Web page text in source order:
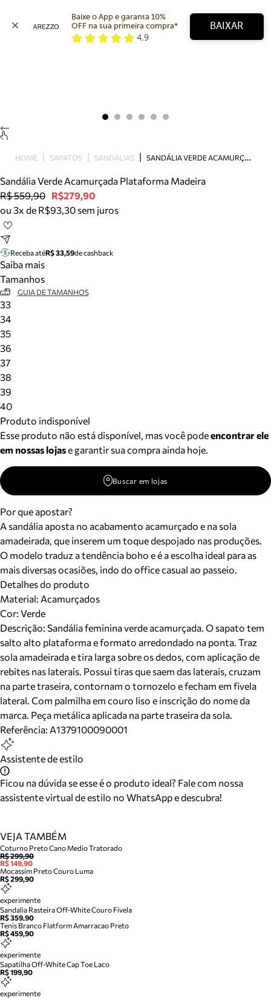
Bolsa
Tamanco
Tênis
Mule
Tire dúvidas sobre pedidos, devoluções e mais.
Meus pedidos
Acompanhe seus pedidos e solicite devoluções.
Baixe o App e garanta 10%
OFF na sua primeira compra*
4,9
BAIXAR
HOME SAPATOS SANDÁLIAS S
ANDÁLIA VERDE ACAMURÇADA PLATAFORMA MADEIRA
Sandália Verde Acamurçada Plataforma Madeira
R$ 559,90 R$279,90
ou 3x de R$93,30 sem juros
Receba atéR$ 33,59de cashback
Saiba mais
Tamanhos
GUIA DE TAMANHOS
33
34
35
36
37
38
39
40
Produto indisponível
Esse produto não está disponível, mas você podeencontrar ele
em nossas lojase garantir sua compra ainda hoje.
Buscar em lojas
Por que apostar?
A sandália aposta no acabamento acamurçado e na sola
amadeirada, que inserem um toque despojado nas produções.
O modelo traduz a tendência boho e é a escolha ideal para as
mais diversas ocasiões, indo do office casual ao passeio.
Detalhes do produto
Material: Acamurçados
Cor: Verde
Descrição: Sandália feminina verde acamurçada. O sapato tem
salto alto plataforma e formato arredondado na ponta. Traz
sola amadeirada e tira larga sobre os dedos, com aplicação de
rebites nas laterais. Possui tiras que saem das laterais, cruzam
na parte traseira, contornam o tornozelo e fecham em fivela
lateral. Com palmilha em couro liso e inscrição do nome da
marca. Peça metálica aplicada na parte traseira da sola.
Referência: A1379100090001
Assistente de estilo
Ficou na dúvida se esse é o produto ideal? Fale com nossa
assistente virtual de estilo no WhatsApp e descubra!
VEJA TAMBÉM
Coturno Preto Cano Medio Tratorado
R$ 299,90
R$ 149,90
Mocassim Preto Couro Luma
R$ 299,90
experimente
Sandalia Rasteira Off-White Couro Fivela
R$ 359,90
Tenis Branco Flatform Amarracao Preto
R$ 459,90
experimente
Sapatilha Off-White Cap Toe Laco
R$ 199,90
experimente